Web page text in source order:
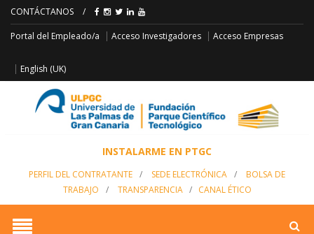
CONTÁCTANOS /
Portal del Empleado/a Acceso Investigadores Acceso Empresas
English (UK)
INSTALARME EN PTGC
PERFIL DEL CONTRATANTE / SEDE ELECTRÓNICA /
BOLSA DE
TRABAJO
/ TRANSPARENCIA/ CANAL ÉTICO